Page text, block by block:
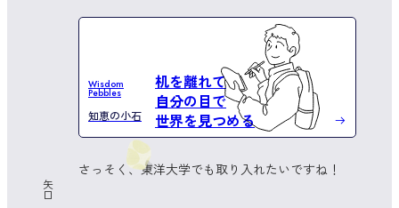
Wisdom
Pebbles
知恵の小石
机を離れて
自分の目で
世界を見つめる
矢
口
さっそく、東洋大学でも取り入れたいですね！